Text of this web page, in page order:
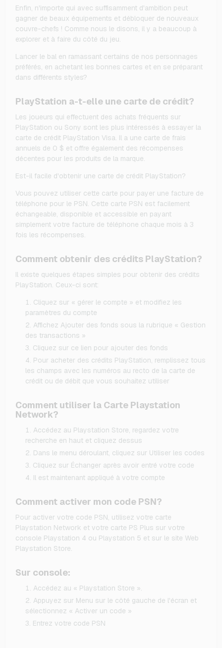
Enfin, n'importe qui avec suffisamment d'ambition peut
gagner de beaux équipements et débloquer de nouveaux
couvre-chefs ! Comme nous le disons, il y a beaucoup à
explorer et à faire du côté du jeu.
Lancer le bal en ramassant certains de nos personnages
préférés, en achetant les bonnes cartes et en se préparant
dans différents styles?
PlayStation a-t-elle une carte de crédit?
Les joueurs qui effectuent des achats fréquents sur
PlayStation ou Sony sont les plus intéressés à essayer la
carte de crédit PlayStation Visa. Il a une carte de frais
annuels de 0 $ et offre également des récompenses
décentes pour les produits de la marque.
Est-il facile d'obtenir une carte de crédit PlayStation?
Vous pouvez utiliser cette carte pour payer une facture de
téléphone pour le PSN. Cette carte PSN est facilement
échangeable, disponible et accessible en payant
simplement votre facture de téléphone chaque mois à 3
fois les récompenses.
Comment obtenir des crédits PlayStation?
Il existe quelques étapes simples pour obtenir des crédits
PlayStation. Ceux-ci sont:
Cliquez sur « gérer le compte » et modifiez les
paramètres du compte
Affichez Ajouter des fonds sous la rubrique « Gestion
des transactions »
Cliquez sur ce lien pour ajouter des fonds
Pour acheter des crédits PlayStation, remplissez tous
les champs avec les numéros au recto de la carte de
crédit ou de débit que vous souhaitez utiliser
Comment utiliser la Carte Playstation
Network?
Accédez au Playstation Store, regardez votre
recherche en haut et cliquez dessus
Dans le menu déroulant, cliquez sur Utiliser les codes
Cliquez sur Échanger après avoir entré votre code
Il est maintenant appliqué à votre compte
Comment activer mon code PSN?
Pour activer votre code PSN, utilisez votre carte
Playstation Network et votre carte PS Plus sur votre
console Playstation 4 ou Playstation 5 et sur le site Web
Playstation Store.
Sur console:
Accédez au « Playstation Store ».
Appuyez sur Menu sur le côté gauche de l'écran et
sélectionnez « Activer un code »
Entrez votre code PSN